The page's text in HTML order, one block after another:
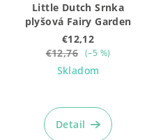
Little Dutch Srnka
plyšová Fairy Garden
€12,12
€12,76 (–5 %)
Skladom
hodnotenie
produktu
Detail